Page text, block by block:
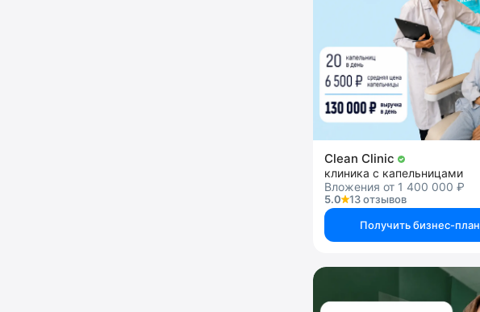
Clean Clinic
клиника с капельницами
Вложения от 1 400 000 ₽
5.0
13 отзывов
Получить бизнес-план